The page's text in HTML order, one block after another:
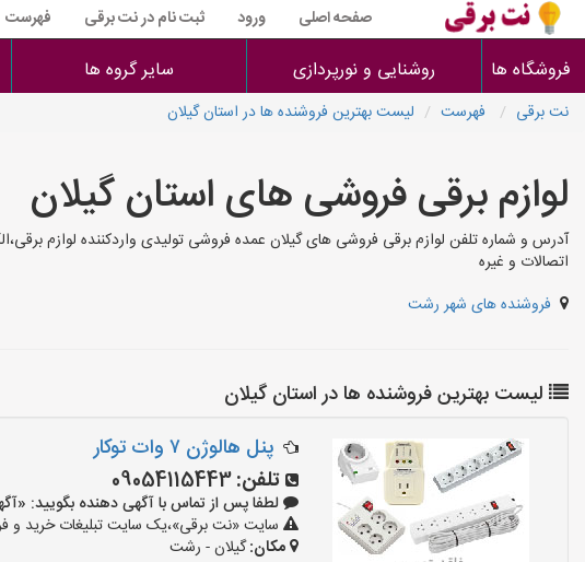
صفحه اصلی ورود ثبت نام در نت برقی فهرست
فروشگاه ها روشنایی و نورپردازی سایر گروه ها
نت برقی فهرست لیست بهترین فروشنده ها در استان گیلان
لوازم برقی فروشی های استان گیلان
آدرس و شماره تلفن لوازم برقی فروشی های گیلان عمده فروشی تولیدی واردکننده لوازم
اتصالات و غیره
فروشنده های شهر رشت
لیست بهترین فروشنده ها در استان گیلان
پنل هالوژن ۷ وات توکار
تلفن:09054115443
لطفا پس از تماس با آگهی دهنده بگویید: «آگهی شما
سایت «نت برقی»،یک سایت تبلیغات خرید و
مکان:گیلان - رشت